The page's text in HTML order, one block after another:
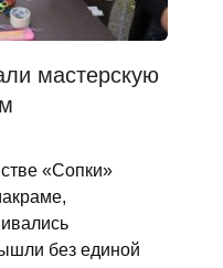
мастерскую
«Сопки»
без единой